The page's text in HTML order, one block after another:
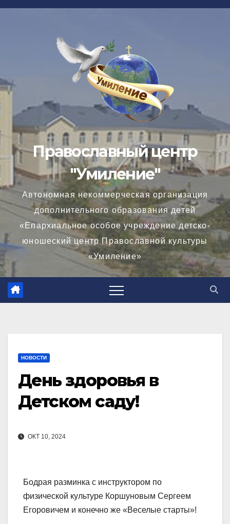
Перейти
Православный центр
"Умиление"
Автономная некоммерческая организация
дополнительного образования детей
«Епархиальное особое учреждение детско-
юношеский центр Православной культуры
«Умиление»
НОВОСТИ
День здоровья в
Детском саду!
ОКТ 10, 2024
Бодрая разминка с инструктором по
физической культуре Коршуновым Сергеем
Егоровичем и конечно же «Веселые старты»!